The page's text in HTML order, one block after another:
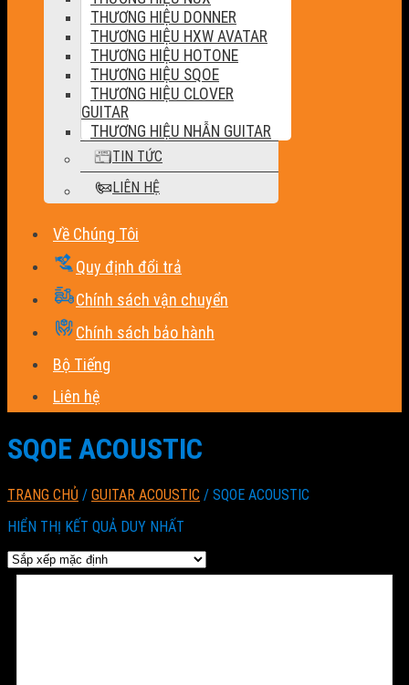
THƯƠNG HIỆU DONNER
THƯƠNG HIỆU HXW AVATAR
THƯƠNG HIỆU HOTONE
THƯƠNG HIỆU SQOE
THƯƠNG HIỆU CLOVER
GUITAR
THƯƠNG HIỆU NHẪN GUITAR
TIN TỨC
LIÊN HỆ
Về Chúng Tôi
Quy định đổi trả
Chính sách vận chuyển
Chính sách bảo hành
Bộ Tiếng
Liên hệ
SQOE ACOUSTIC
TRANG CHỦ / GUITAR ACOUSTIC / SQOE ACOUSTIC
HIỂN THỊ KẾT QUẢ DUY NHẤT